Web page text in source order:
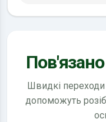
Швидкі переходи
допоможуть